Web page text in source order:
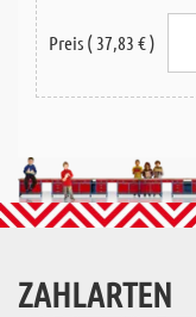
Preis ( 37,83 € )
ZAHLARTEN